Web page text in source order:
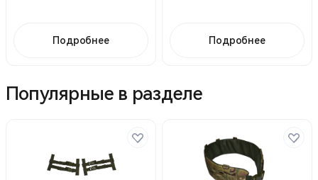
Подробнее Подробнее
Популярные в разделе